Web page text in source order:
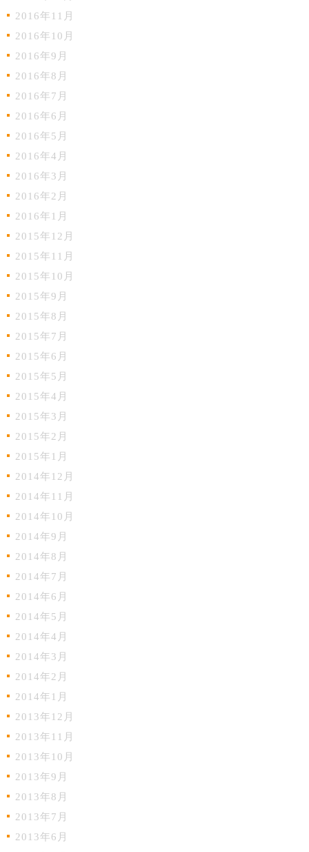
2016年11月
2016年10月
2016年9月
2016年8月
2016年7月
2016年6月
2016年5月
2016年4月
2016年3月
2016年2月
2016年1月
2015年12月
2015年11月
2015年10月
2015年9月
2015年8月
2015年7月
2015年6月
2015年5月
2015年4月
2015年3月
2015年2月
2015年1月
2014年12月
2014年11月
2014年10月
2014年9月
2014年8月
2014年7月
2014年6月
2014年5月
2014年4月
2014年3月
2014年2月
2014年1月
2013年12月
2013年11月
2013年10月
2013年9月
2013年8月
2013年7月
2013年6月